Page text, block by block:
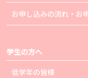
お申し込みの流れ・お
学生の方へ
低学年の皆様